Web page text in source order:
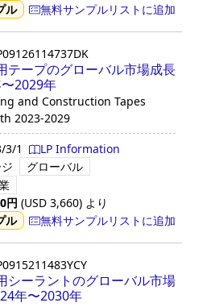
ル
無料サンプルリストに追加
テープのグローバル市場成長
2029年
and Construction Tapes
2023-2029
3/1
LP Information
グローバル
円 (USD 3,660) より
ル
無料サンプルリストに追加
シーラントのグローバル市場
年〜2030年